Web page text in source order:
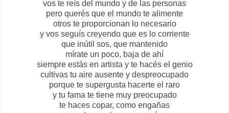
vos te reís del mundo y de las personas
pero querés que el mundo te alimente
otros te proporcionan lo necesario
y vos seguís creyendo que es lo corriente
que inútil sos, que mantenido
mírate un poco, baja de ahí
siempre estás en artista y te hacés el genio
cultivas tu aire ausente y despreocupado
porque te supergusta hacerte el raro
y tu fama te tiene muy preocupado
te haces copar, como engañas